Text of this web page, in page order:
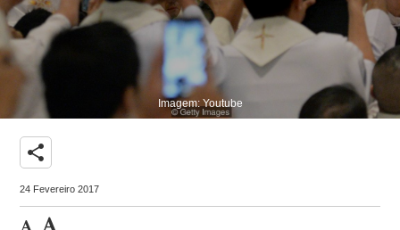
Imagem: Youtube
share
24 Fevereiro 2017